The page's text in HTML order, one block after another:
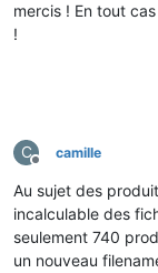
mercis ! En tout
!
C
Hors-ligne
camille
Au sujet des
incalculable des
seulement 740
un nouveau